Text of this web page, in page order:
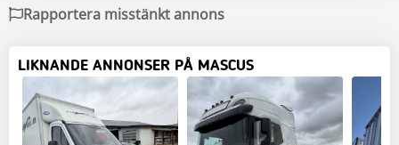
Rapportera misstänkt annons
LIKNANDE ANNONSER PÅ MASCUS